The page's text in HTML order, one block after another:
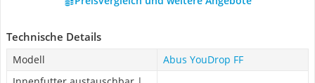
Technische Details
Modell
Abus YouDrop FF